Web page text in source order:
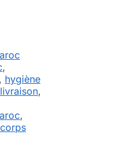
,
, hygiène
,
,